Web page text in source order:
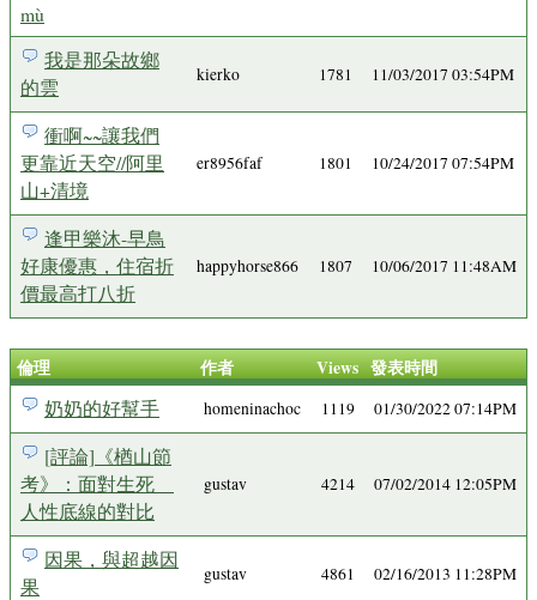
mù
我是那朵故鄉
的雲
kierko 1781 11/03/2017 03:54PM
衝啊~~讓我們
更靠近天空//阿里
山+清境
er8956faf 1801 10/24/2017 07:54PM
逢甲樂沐-早鳥
好康優惠，住宿折
價最高打八折
happyhorse866 1807 10/06/2017 11:48AM
倫理 作者 Views 發表時間
奶奶的好幫手 homeninachoc 1119 01/30/2022 07:14PM
[評論]《楢山節
考》：面對生死
人性底線的對比
gustav 4214 07/02/2014 12:05PM
因果，與超越因
果
gustav 4861 02/16/2013 11:28PM